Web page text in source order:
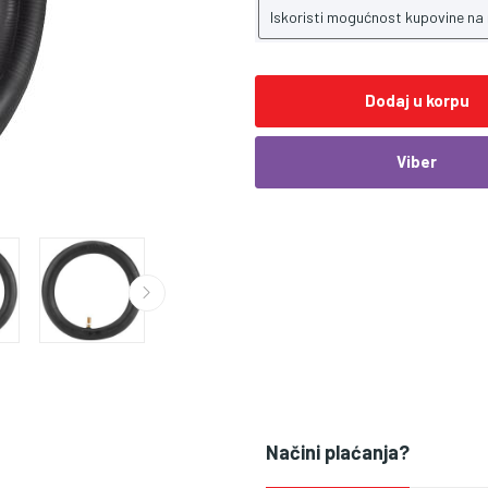
Iskoristi mogućnost kupovine
Dodaj u korpu
Viber
Načini plaćanja?